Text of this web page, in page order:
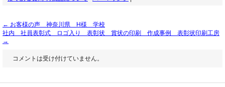
← お客様の声 神奈川県 H様 学校
社内 社員表彰式 ロゴ入り 表彰状 賞状の印刷 作成事例 表彰状印刷工房
→
コメントは受け付けていません。